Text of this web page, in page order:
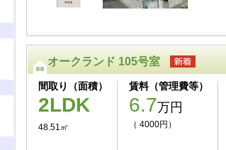
オークランド 105号室
間取り（面積）
2LDK
48.51㎡
賃料（管理費等）
6.7万円
（ 4000円）